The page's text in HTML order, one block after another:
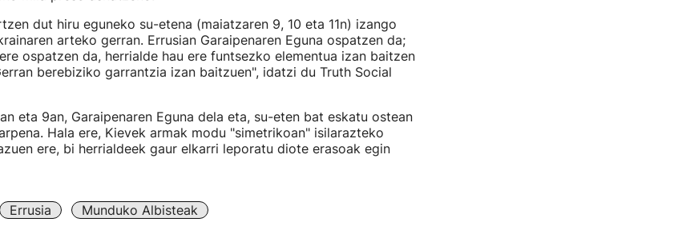
dut hiru eguneko su-etena (maiatzaren 9, 10 eta 11n) izango
arteko gerran. Errusian Garaipenaren Eguna ospatzen da;
ospatzen da, herrialde hau ere funtsezko elementua izan baitzen
berebiziko garrantzia izan baitzuen", idatzi du Truth Social
eta 9an, Garaipenaren Eguna dela eta, su-eten bat eskatu ostean
Hala ere, Kievek armak modu "simetrikoan" isilarazteko
ere, bi herrialdeek gaur elkarri leporatu diote erasoak egin
Errusia Munduko Albisteak